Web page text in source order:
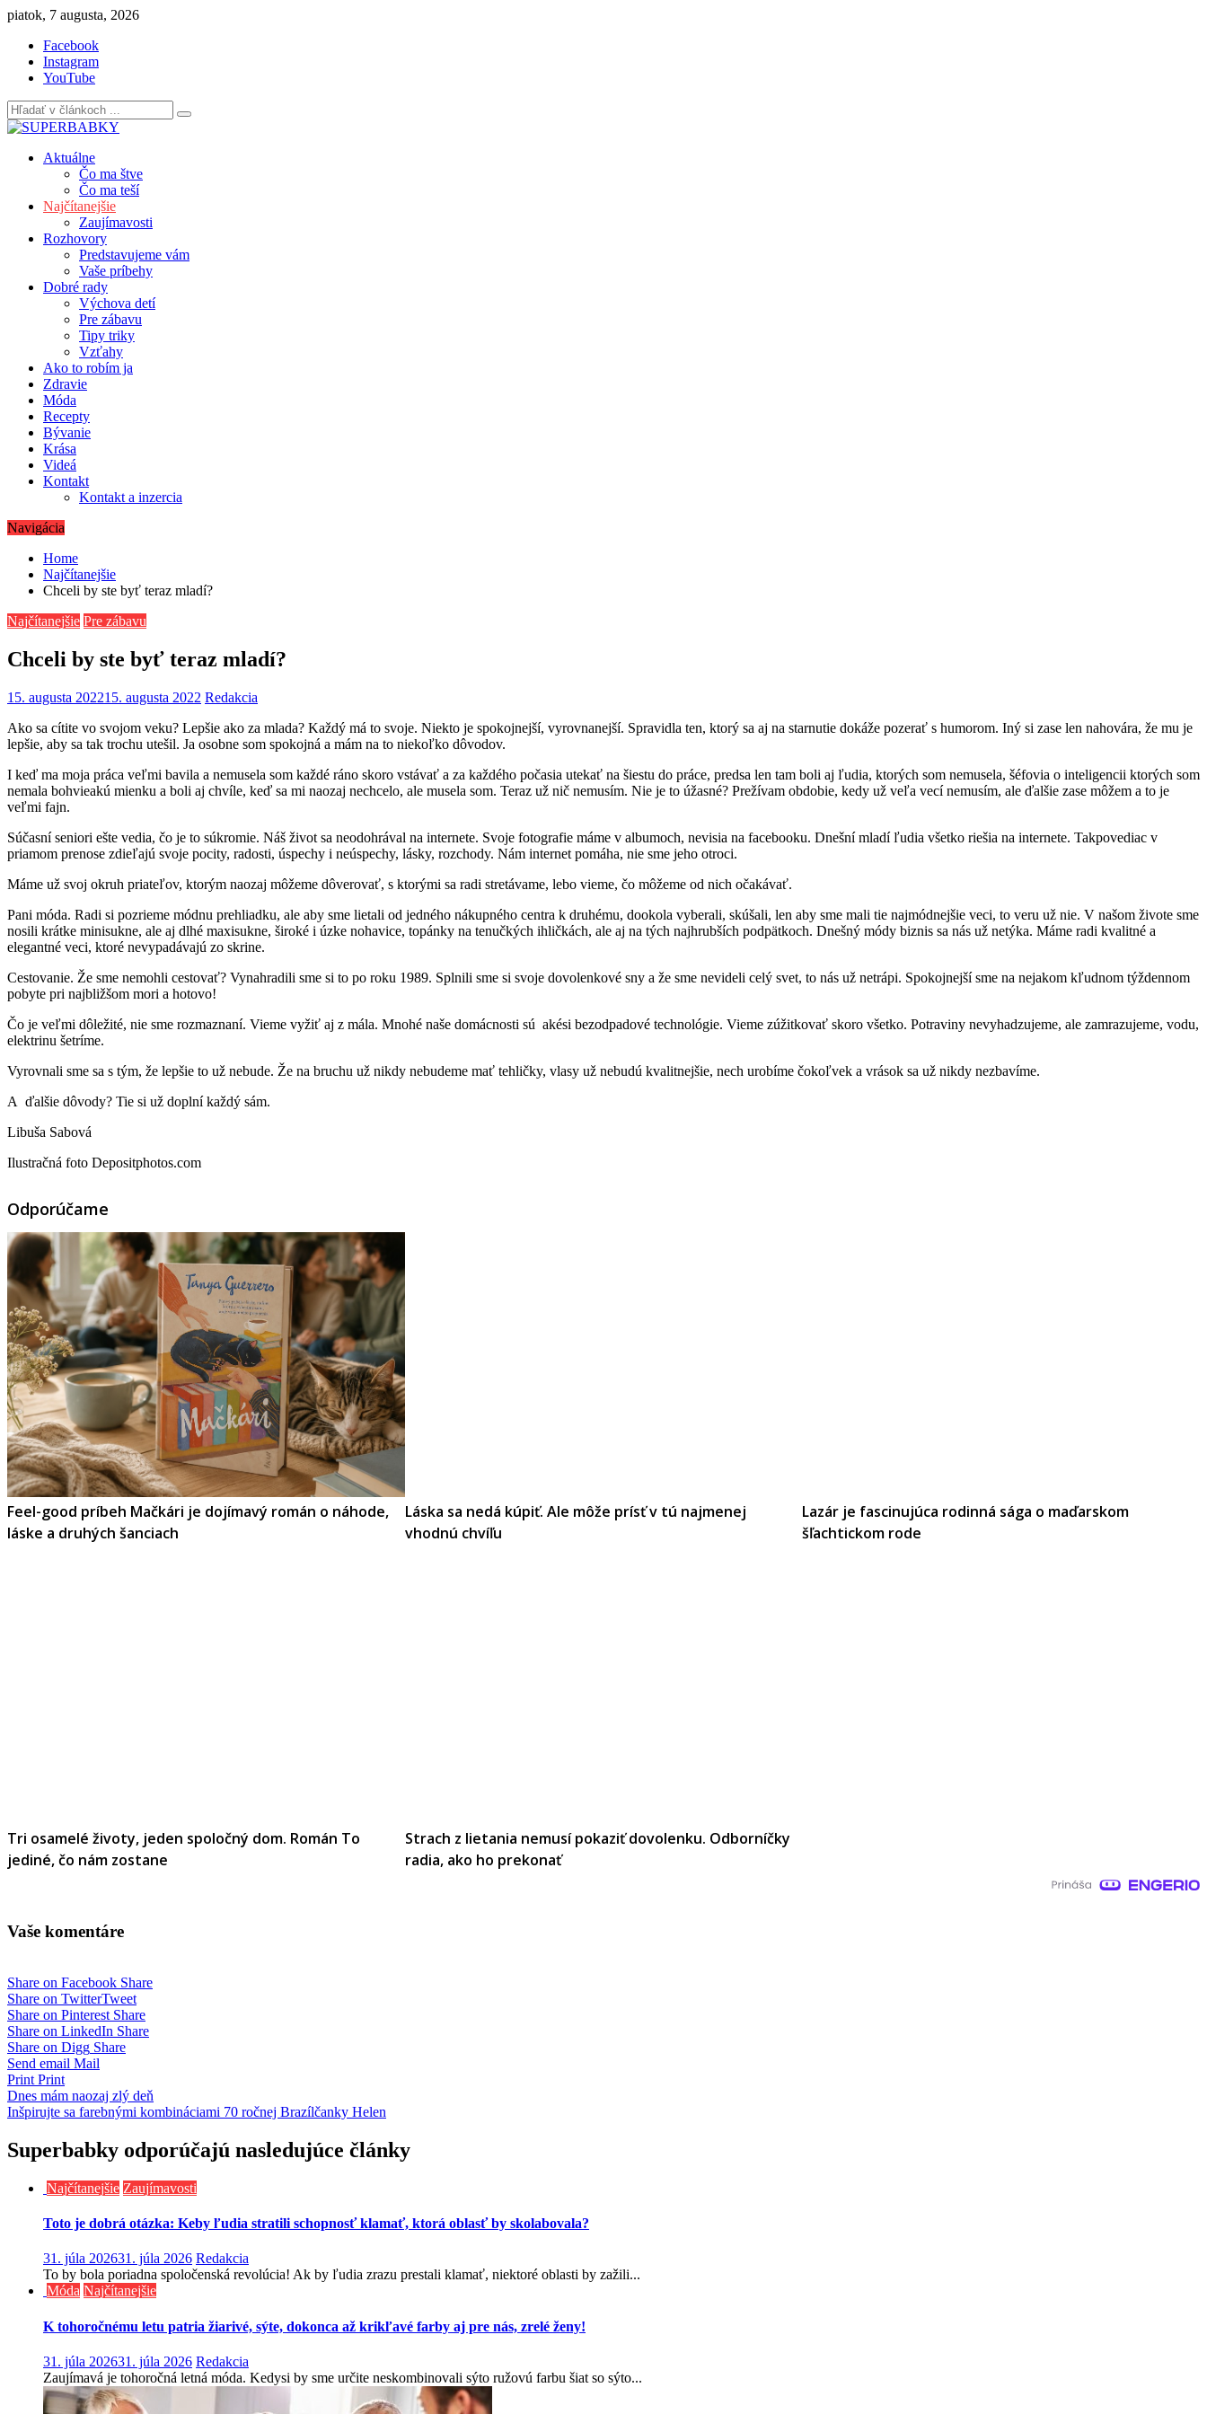
Skip
content
piatok, 7 augusta, 2026
Facebook
Instagram
YouTube
Aktuálne
Čo ma štve
Čo ma teší
Najčítanejšie
Zaujímavosti
Rozhovory
Predstavujeme vám
Vaše príbehy
Dobré rady
Výchova detí
Pre zábavu
Tipy triky
Vzťahy
Ako to robím ja
Zdravie
Móda
Recepty
Bývanie
Krása
Videá
Kontakt
Kontakt a inzercia
Navigácia
Home
Najčítanejšie
Chceli by ste byť teraz mladí?
Najčítanejšie Pre zábavu
Chceli by ste byť teraz mladí?
15. augusta 202215. augusta 2022 Redakcia
Ako sa cítite vo svojom veku? Lepšie ako za mlada? Každý má to svoje. Niekto je spokojnejší, vyrovnanejší. Spravidla ten, ktorý sa aj na starnutie dokáže pozerať s humorom. Iný si zase len nahovára, že mu je
lepšie, aby sa tak trochu utešil. Ja osobne som spokojná a mám na to niekoľko dôvodov.
I keď ma moja práca veľmi bavila a nemusela som každé ráno skoro vstávať a za každého počasia utekať na šiestu do práce, predsa len tam boli aj ľudia, ktorých som nemusela, šéfovia o inteligencii ktorých som
nemala bohvieakú mienku a boli aj chvíle, keď sa mi naozaj nechcelo, ale musela som. Teraz už nič nemusím. Nie je to úžasné? Prežívam obdobie, kedy už veľa vecí nemusím, ale ďalšie zase môžem a to je
veľmi fajn.
Súčasní seniori ešte vedia, čo je to súkromie. Náš život sa neodohrával na internete. Svoje fotografie máme v albumoch, nevisia na facebooku. Dnešní mladí ľudia všetko riešia na internete. Takpovediac v
priamom prenose zdieľajú svoje pocity, radosti, úspechy i neúspechy, lásky, rozchody. Nám internet pomáha, nie sme jeho otroci.
Máme už svoj okruh priateľov, ktorým naozaj môžeme dôverovať, s ktorými sa radi stretávame, lebo vieme, čo môžeme od nich očakávať.
Pani móda. Radi si pozrieme módnu prehliadku, ale aby sme lietali od jedného nákupného centra k druhému, dookola vyberali, skúšali, len aby sme mali tie najmódnejšie veci, to veru už nie. V našom živote sme
nosili krátke minisukne, ale aj dlhé maxisukne, široké i úzke nohavice, topánky na tenučkých ihličkách, ale aj na tých najhrubších podpätkoch. Dnešný módy biznis sa nás už netýka. Máme radi kvalitné a
elegantné veci, ktoré nevypadávajú zo skrine.
Cestovanie. Že sme nemohli cestovať? Vynahradili sme si to po roku 1989. Splnili sme si svoje dovolenkové sny a že sme nevideli celý svet, to nás už netrápi. Spokojnejší sme na nejakom kľudnom týždennom
pobyte pri najbližšom mori a hotovo!
Čo je veľmi dôležité, nie sme rozmaznaní. Vieme vyžiť aj z mála. Mnohé naše domácnosti sú akési bezodpadové technológie. Vieme zúžitkovať skoro všetko. Potraviny nevyhadzujeme, ale zamrazujeme, vodu,
elektrinu šetríme.
Vyrovnali sme sa s tým, že lepšie to už nebude. Že na bruchu už nikdy nebudeme mať tehličky, vlasy už nebudú kvalitnejšie, nech urobíme čokoľvek a vrások sa už nikdy nezbavíme.
A ďalšie dôvody? Tie si už doplní každý sám.
Libuša Sabová
Ilustračná foto Depositphotos.com
Odporúčame
Feel-good príbeh Mačkári je dojímavý román o náhode,
láske a druhých šanciach
Láska sa nedá kúpiť. Ale môže prísť v tú najmenej
vhodnú chvíľu
Lazár je fascinujúca rodinná sága o maďarskom
šľachtickom rode
Tri osamelé životy, jeden spoločný dom. Román To
jediné, čo nám zostane
Strach z lietania nemusí pokaziť dovolenku. Odborníčky
radia, ako ho prekonať
Vaše komentáre
Share on Facebook Share
Share on TwitterTweet
Share on Pinterest Share
Share on LinkedIn Share
Share on Digg Share
Send email Mail
Print Print
Navigácia
v
článku
Dnes mám naozaj zlý deň
Inšpirujte sa farebnými kombináciami 70 ročnej Brazílčanky Helen
Superbabky odporúčajú nasledujúce články
Najčítanejšie Zaujímavosti
Toto je dobrá otázka: Keby ľudia stratili schopnosť klamať, ktorá oblasť by skolabovala?
31. júla 202631. júla 2026 Redakcia
To by bola poriadna spoločenská revolúcia! Ak by ľudia zrazu prestali klamať, niektoré oblasti by zažili...
Móda Najčítanejšie
K tohoročnému letu patria žiarivé, sýte, dokonca až krikľavé farby aj pre nás, zrelé ženy!
31. júla 202631. júla 2026 Redakcia
Zaujímavá je tohoročná letná móda. Kedysi by sme určite neskombinovali sýto ružovú farbu šiat so sýto...